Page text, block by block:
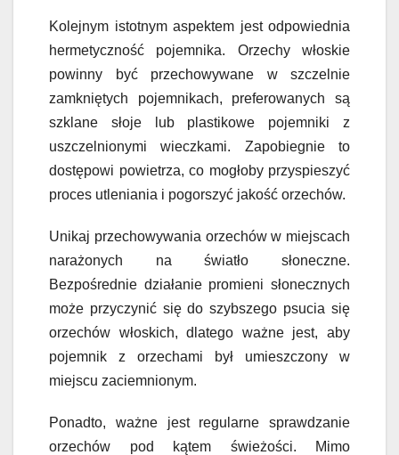
Kolejnym istotnym aspektem jest odpowiednia
hermetyczność pojemnika. Orzechy włoskie
powinny być przechowywane w szczelnie
zamkniętych pojemnikach, preferowanych są
szklane słoje lub plastikowe pojemniki z
uszczelnionymi wieczkami. Zapobiegnie to
dostępowi powietrza, co mogłoby przyspieszyć
proces utleniania i pogorszyć jakość orzechów.
Unikaj przechowywania orzechów w miejscach
narażonych na światło słoneczne.
Bezpośrednie działanie promieni słonecznych
może przyczynić się do szybszego psucia się
orzechów włoskich, dlatego ważne jest, aby
pojemnik z orzechami był umieszczony w
miejscu zaciemnionym.
Ponadto, ważne jest regularne sprawdzanie
orzechów pod kątem świeżości. Mimo